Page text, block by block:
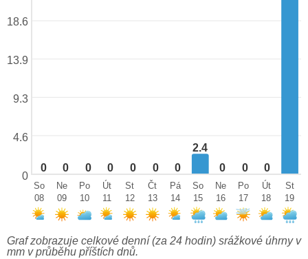
0 0 0 0 0 0 0
2.4
0 0 0
18.6
13.9
9.3
4.6
0
So
08
Ne
09
Po
10
Út
11
St
12
Čt
13
Pá
14
So
15
Ne
16
Po
17
Út
18
St
19
Graf zobrazuje celkové denní (za 24 hodin) srážkové úhrny v
mm v průběhu příštích dnů.